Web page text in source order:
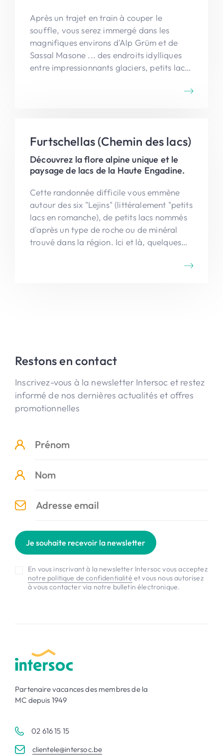
Après un trajet en train à couper le
souffle, vous serez immergé dans les
magnifiques environs d'Alp Grüm et de
Sassal Masone ... des endroits idylliques
entre impressionnants glaciers, petits lacs
et les Alpes bergamasques. Vous pouvez
Furtschellas (Chemin des lacs)
Découvrez la flore alpine unique et le
paysage de lacs de la Haute Engadine.
Cette randonnée difficile vous emmène
autour des six "Lejins" (littéralement "petits
lacs en romanche), de petits lacs nommés
d'après un type de roche ou de minéral
trouvé dans la région. Ici et là, quelques
Restons en contact
Inscrivez-vous à la newsletter Intersoc et restez
informé de nos dernières actualités et offres
promotionnelles
Je souhaite recevoir la newsletter
En vous inscrivant à la newsletter Intersoc vous acceptez
notre politique de confidentialité et vous nous autorisez
à vous contacter via notre bulletin électronique.
Partenaire vacances des membres de la
MC depuis 1949
02 616 15 15
clientele@intersoc.be